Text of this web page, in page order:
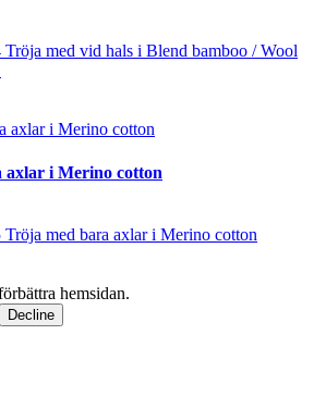
med vid hals i Blend bamboo / Wool
axlar i Merino cotton
med bara axlar i Merino cotton
hemsidan.
Decline